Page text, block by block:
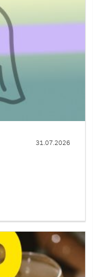
31.07.2026